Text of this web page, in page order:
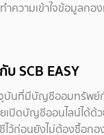
ความเข้าใจข้อมูลกอ
SCB EASY
นที่มีบัญชีออมทรัพย์กั
เปิดบัญชีออนไลน์ได้
ว้ก่อนยังไม่ต้องซื้อกอ